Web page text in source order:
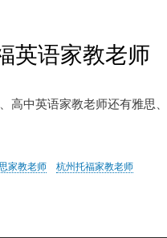
英语家教老师
高中英语家教老师还有雅思
家教老师 杭州托福家教老师